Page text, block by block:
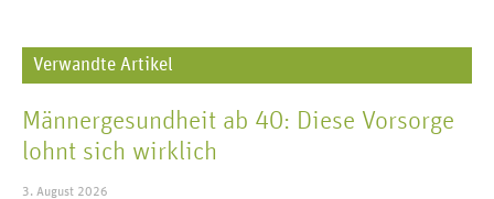
Verwandte Artikel
Männergesundheit ab 40: Diese Vorsorge
lohnt sich wirklich
3. August 2026